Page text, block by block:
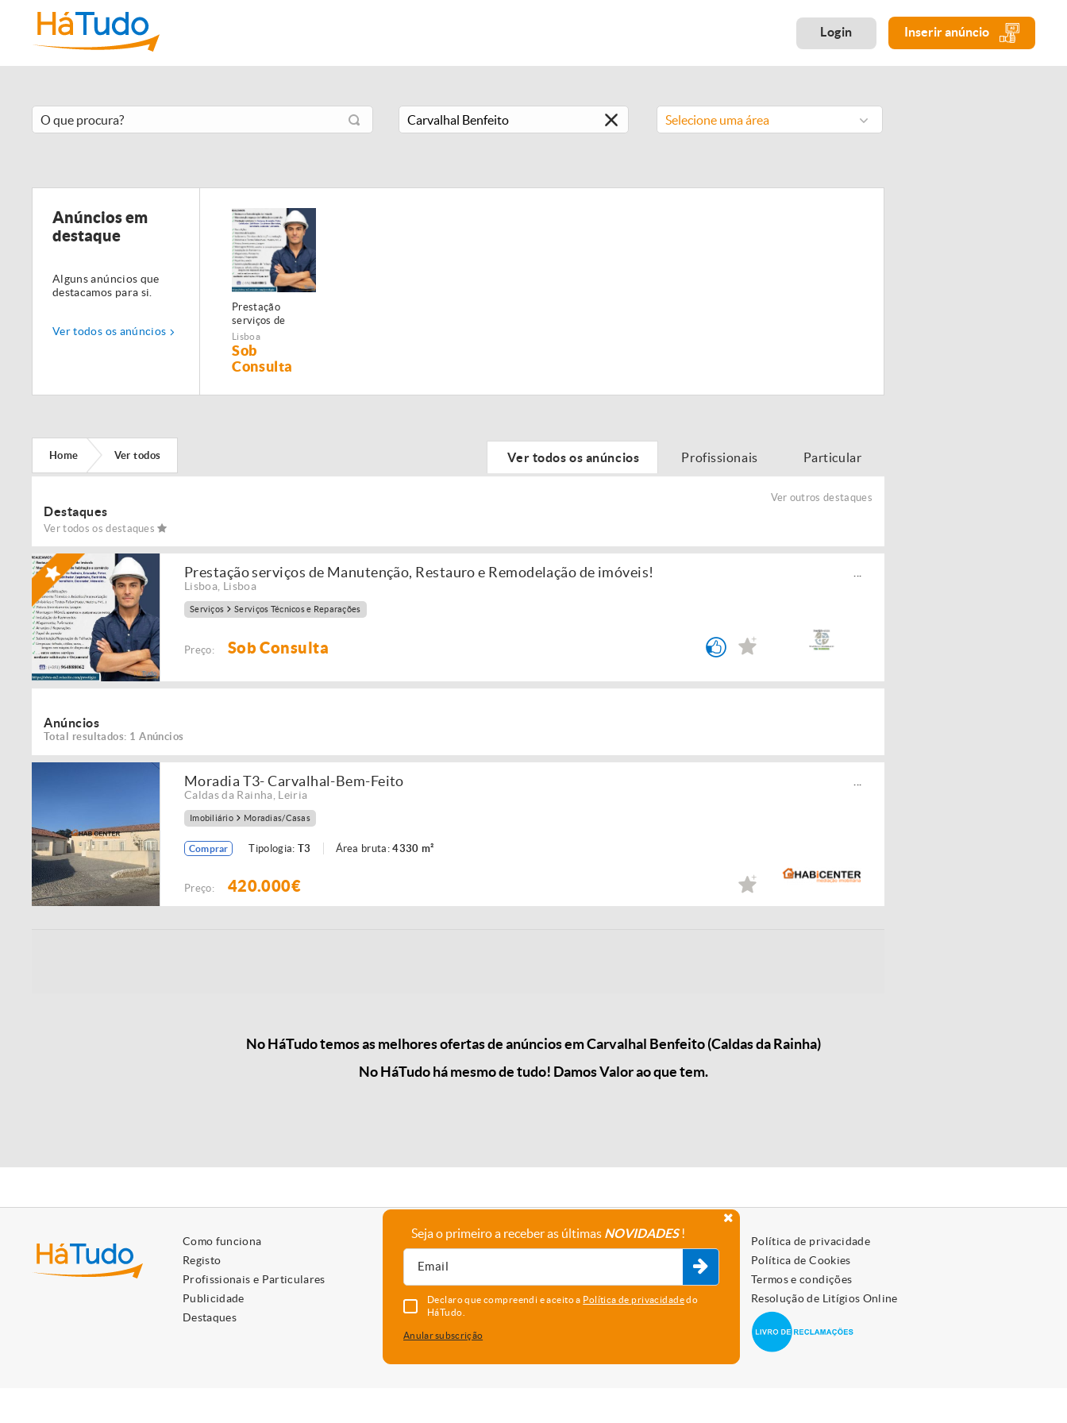
Login Inserir anúncio
Selecione uma área
Anúncios em
destaque
Alguns anúncios que
destacamos para si.
Ver todos os anúncios
Prestação
serviços de
Manutenção,
Restauro e
Remodelação de
imóveis!
Lisboa
Sob
Consulta
Home Ver todos Ver todos os anúncios Profissionais Particular
Ver outros destaques
Destaques
Ver todos os destaques
Prestação serviços de Manutenção, Restauro e Remodelação de imóveis!
Lisboa Lisboa
Serviços Serviços Técnicos e Reparações
Preço: Sob Consulta
Anúncios
Total resultados: 1 Anúncios
Moradia T3- Carvalhal-Bem-Feito
Caldas da Rainha Leiria
Imobiliário Moradias/Casas
Comprar Tipologia: T3 Área bruta:4330 m²
Preço: 420.000€
No HáTudo temos as melhores ofertas de anúncios em Carvalhal Benfeito (Caldas da Rainha)
No HáTudo há mesmo de tudo! Damos Valor ao que tem.
Como funciona
Registo
Profissionais e Particulares
Publicidade
Destaques
A empresa
Parceiros
Política de privacidade
Política de Cookies
Termos e condições
Resolução de Litígios Online
Seja o primeiro a receber as últimas NOVIDADES!
Declaro que compreendi e aceito a Política de privacidadedo
HáTudo.
Anular subscrição